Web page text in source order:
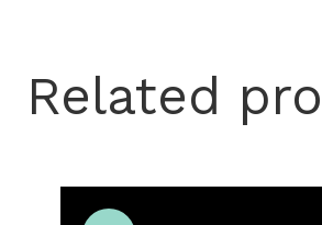
Related